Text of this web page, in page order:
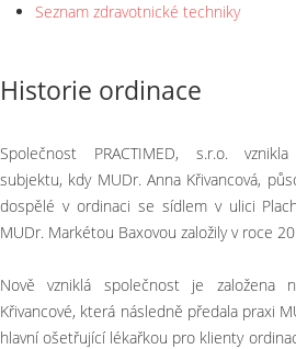
Seznam zdravotnické techniky
Historie ordinace
Společnost PRACTIMED, s.r.o.
subjektu, kdy MUDr. Anna Křivancová,
dospělé v ordinaci se sídlem v ulici
MUDr. Markétou Baxovou založily v roce
Nově vzniklá společnost je založena
Křivancové, která následně předala praxi
hlavní ošetřující lékařkou pro klienty